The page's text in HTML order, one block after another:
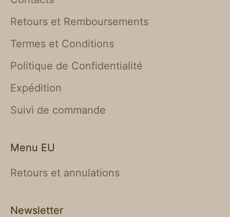
Retours et Remboursements
Termes et Conditions
Politique de Confidentialité
Expédition
Suivi de commande
Menu EU
Retours et annulations
Newsletter